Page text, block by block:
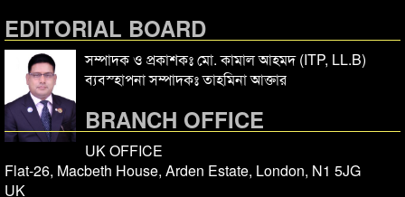
EDITORIAL BOARD
সম্পাদক ও প্রকাশকঃ মো. কামাল আহমদ (ITP, LL.B)
ব্যবস্হাপনা সম্পাদকঃ তাহমিনা আক্তার
BRANCH OFFICE
UK OFFICE
Flat-26, Macbeth House, Arden Estate, London, N1 5JG
UK